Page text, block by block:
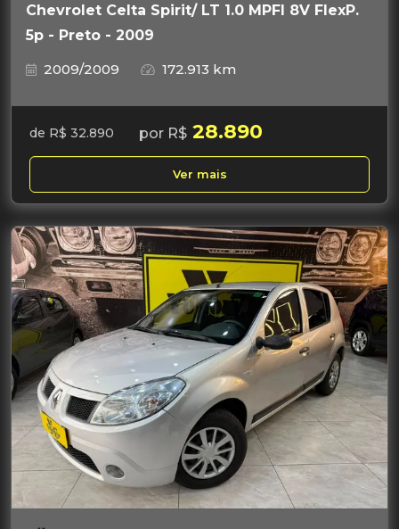
Chevrolet Celta Spirit/ LT 1.0 MPFI 8V FlexP.
5p - Preto - 2009
2009/2009
172.913 km
de R$ 32.890 por R$ 28.890
Ver mais